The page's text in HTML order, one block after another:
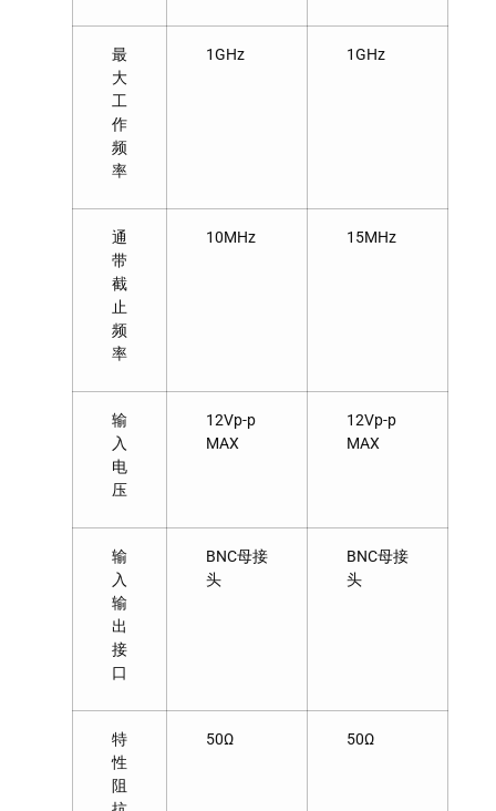
最
大
工
作
频
率
1GHz 1GHz
通
带
截
止
频
率
10MHz 15MHz
输
入
电
压
12Vp-p
MAX
12Vp-p
MAX
输
入
输
出
接
口
BNC母接
头
BNC母接
头
特
性
阻
50Ω 50Ω